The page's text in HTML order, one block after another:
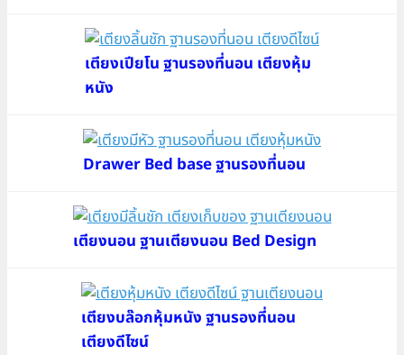
เตียงเปียโน ฐานรองที่นอน เตียงหุ้ม
หนัง
Drawer Bed base ฐานรองที่นอน
เตียงนอน ฐานเตียงนอน Bed Design
เตียงบล๊อกหุ้มหนัง ฐานรองที่นอน
เตียงดีไซน์